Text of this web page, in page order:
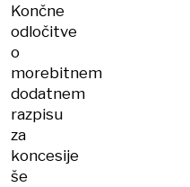
Končne
odločitve
o
morebitnem
dodatnem
razpisu
za
koncesije
še